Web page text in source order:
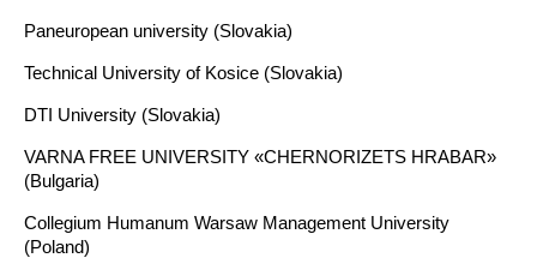
Paneuropean university (Slovakia)
Technical University of Kosice (Slovakia)
DTI University (Slovakia)
VARNA FREE UNIVERSITY «CHERNORIZETS HRABAR»
(Bulgaria)
Collegium Humanum Warsaw Management University
(Poland)